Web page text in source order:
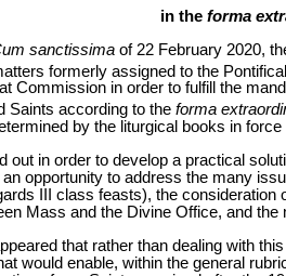
in the forma
sanctissima of 22 February 2020,
formerly assigned to the
Commission in order to fulfill the
Saints according to the forma
by the liturgical books in
out in order to develop a practical
opportunity to address the many
III class feasts), the
Mass and the Divine Office, and
that rather than dealing with
would enable, within the general